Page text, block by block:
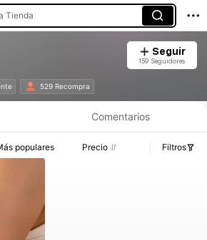
Tienda
Seguir
159 Seguidores
529 Recompra
Comentarios
populares Precio Filtros